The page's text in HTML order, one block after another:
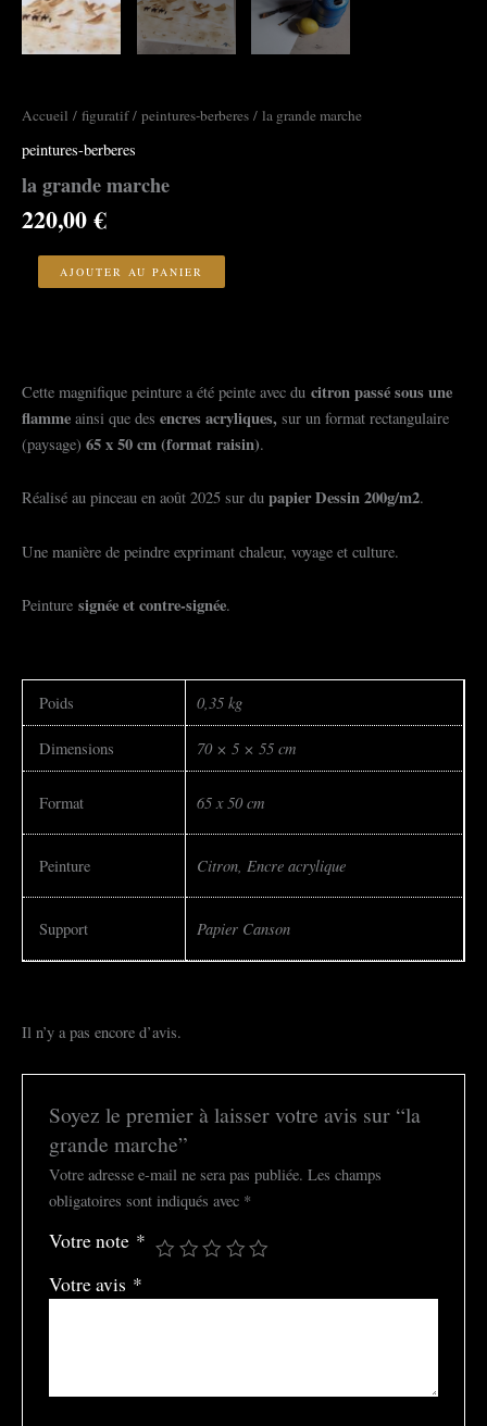
Accueil / figuratif/ peintures-berberes / la grande marche
peintures-berberes
la grande marche
220,00€
AJOUTER AU PANIER
Cette magnifique peinture a été peinte avec du citron passé sous une
flamme ainsi que des encres acryliques, sur un format rectangulaire
(paysage) 65x 50 cm (format raisin).
Réalisé au pinceau en août 2025 sur du papier Dessin 200g/m2.
Une manière de peindre exprimant chaleur, voyage et culture.
Peinture signée et contre-signée.
Poids 0,35 kg
Dimensions 70 × 5 × 55 cm
Format 65 x 50 cm
Peinture Citron, Encre acrylique
Support Papier Canson
Il n’y a pas encore d’avis.
Soyez le premier à laisser votre avis sur “la
grande marche”
Votre adresse e-mail ne sera pas publiée. Les champs
obligatoires sont indiqués avec *
Votre note *
Votre avis *